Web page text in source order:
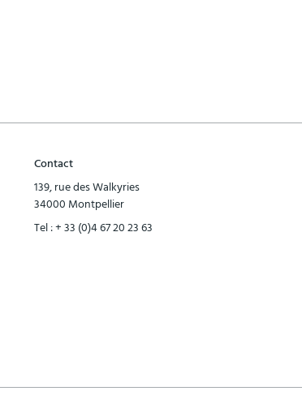
Contact
139, rue des Walkyries
34000 Montpellier
Tel :+ 33 (0)4 67 20 23 63